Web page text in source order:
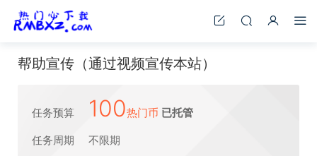
帮助宣传（通过视频宣传本站）
任务预算 100热门币 已托管
任务周期 不限期